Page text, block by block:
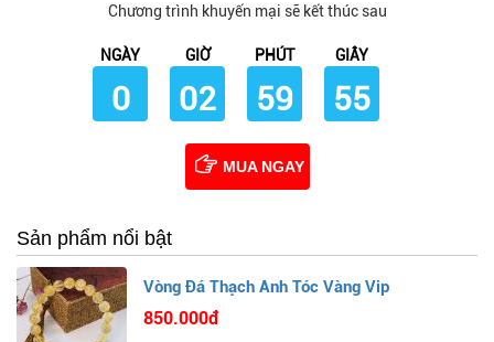
Chương trình khuyến mại sẽ kết thúc sau
NGÀY
0
GIỜ
02
PHÚT
59
GIÂY
54
MUA NGAY
Sản phẩm nổi bật
Vòng Đá Thạch Anh Tóc Vàng Vip
850.000đ